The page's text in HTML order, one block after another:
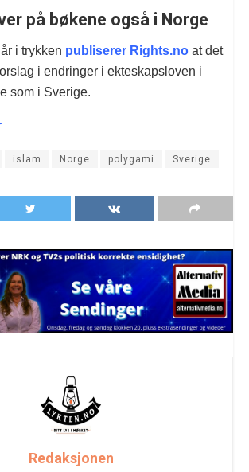
på bøkene også i Norge
i trykken publiserer Rights.no at det
i endringer i ekteskapsloven i
som i Sverige.
islam Norge polygami Sverige
Redaksjonen